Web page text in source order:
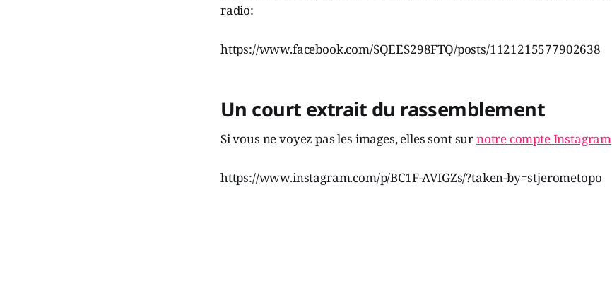
radio:
https://www.facebook.com/SQEES298FTQ/posts/1121215577902638
Un court extrait du rassemblement
Si vous ne voyez pas les images, elles sont surnotre compte Instagram
https://www.instagram.com/p/BC1F-AVIGZs/?taken-by=stjerometopo